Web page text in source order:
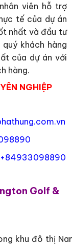
viên hỗ trợ
tế của dự án
nhất và đầu tư
khách hàng
của dự án với
hàng.
NGHIỆP
Golf &
khu đô thị